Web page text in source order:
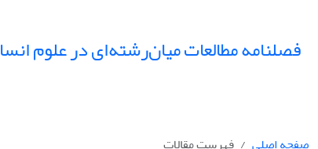
فصلنامه مطالعات میان‌رشته‌ای در علوم
صفحه اصلی
فهرست مقالات